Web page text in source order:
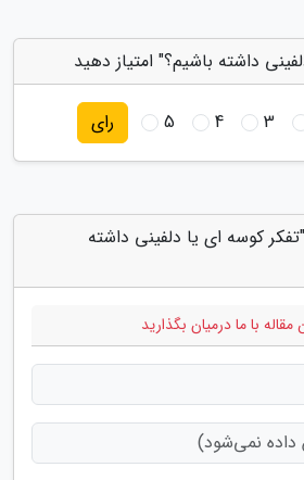
داشته باشیم؟" امتیاز دهید
3
4
5 رای
کوسه ای یا دلفینی داشته
با ما درمیان بگذارید